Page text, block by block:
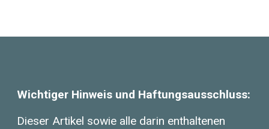
Wichtiger Hinweis und Haftungsausschluss:
Dieser Artikel sowie alle darin enthaltenen